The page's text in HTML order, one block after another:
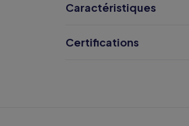
Caractéristiques
Certifications